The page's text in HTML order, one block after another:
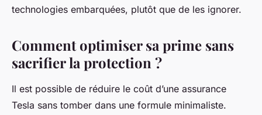
technologies embarquées, plutôt que de les ignorer.
Comment optimiser sa prime sans
sacrifier la protection ?
Il est possible de réduire le coût d’une assurance
Tesla sans tomber dans une formule minimaliste.